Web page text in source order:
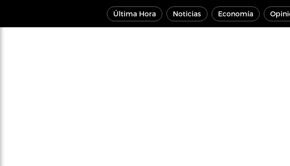
Última Hora Noticias Economía